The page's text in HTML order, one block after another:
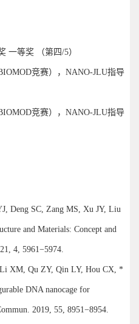
一等奖 （第四/5）
竞赛），NANO-JLU指导
竞赛），NANO-JLU指导
Deng SC, Zang MS, Xu JY, Liu
and Materials: Concept and
4, 5961−5974.
XM, Qu ZY, Qin LY, Hou CX, *
DNA nanocage for
2019, 55, 8951−8954.